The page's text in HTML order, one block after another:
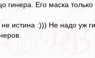
Его маска только
истина :))) Не надо уж